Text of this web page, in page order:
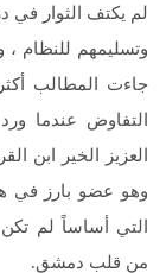
لم يكتف الثوار في
وتسليمهم للنظام
جاءت المطالب
التفاوض عندما
وهو عضو بارز في
التي أساساً لم
من قلب دمشق.